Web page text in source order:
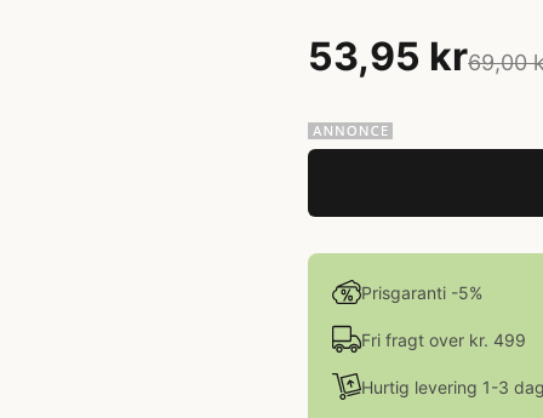
53,95 kr69,00
Prisgaranti -5%
Fri fragt over kr. 499
Hurtig levering 1-3